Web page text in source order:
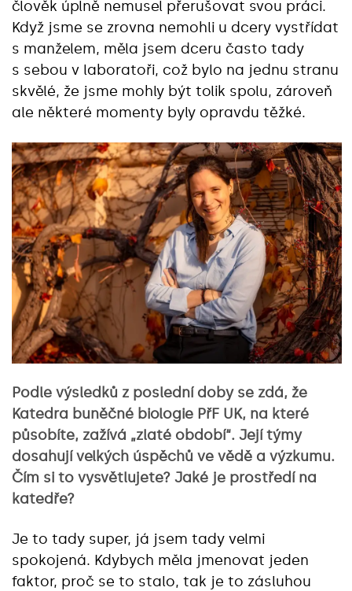
člověk úplně nemusel přerušovat svou práci.
Když jsme se zrovna nemohli u dcery vystřídat
s manželem, měla jsem dceru často tady
s sebou v laboratoři, což bylo na jednu stranu
skvělé, že jsme mohly být tolik spolu, zároveň
ale některé momenty byly opravdu těžké.
Podle výsledků z poslední doby se zdá, že
Katedra buněčné biologie PřF UK, na které
působíte, zažívá „zlaté období“. Její týmy
dosahují velkých úspěchů ve vědě a výzkumu.
Čím si to vysvětlujete? Jaké je prostředí na
katedře?
Je to tady super, já jsem tady velmi
spokojená. Kdybych měla jmenovat jeden
faktor, proč se to stalo, tak je to zásluhou